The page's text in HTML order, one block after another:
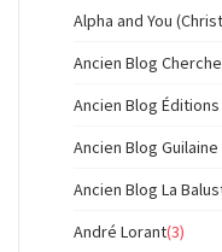
Alpha and You
Ancien Blog
Ancien Blog
Ancien Blog
Ancien Blog La
André Lorant(3)